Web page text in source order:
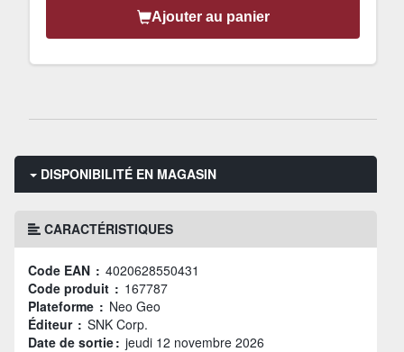
Ajouter au panier
DISPONIBILITÉ EN MAGASIN
CARACTÉRISTIQUES
Code EAN : 4020628550431
Code produit : 167787
Plateforme : Neo Geo
Éditeur : SNK Corp.
Date de sortie : jeudi 12 novembre 2026